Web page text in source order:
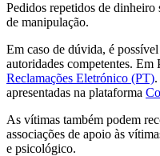
Pedidos repetidos de
de manipulação.
Em caso de dúvida, é
autoridades competentes.
Reclamações Eletrónico (PT)
apresentadas na plataforma
As vítimas também podem
associações de apoio às
e psicológico.